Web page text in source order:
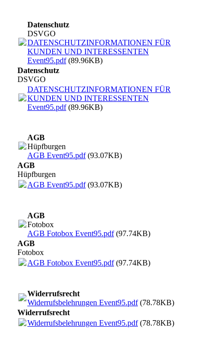
Datenschutz
DSVGO
DATENSCHUTZINFORMATIONEN FÜR
KUNDEN UND INTERESSENTEN
Event95.pdf(89.96KB)
Datenschutz
DSVGO
DATENSCHUTZINFORMATIONEN FÜR
KUNDEN UND INTERESSENTEN
Event95.pdf(89.96KB)
AGB
Hüpfburgen
AGB Event95.pdf(93.07KB)
AGB
Hüpfburgen
AGB Event95.pdf(93.07KB)
AGB
Fotobox
AGB Fotobox Event95.pdf(97.74KB)
AGB
Fotobox
AGB Fotobox Event95.pdf(97.74KB)
Widerrufsrecht
Widerrufsbelehrungen Event95.pdf(78.78KB)
Widerrufsrecht
Widerrufsbelehrungen Event95.pdf(78.78KB)